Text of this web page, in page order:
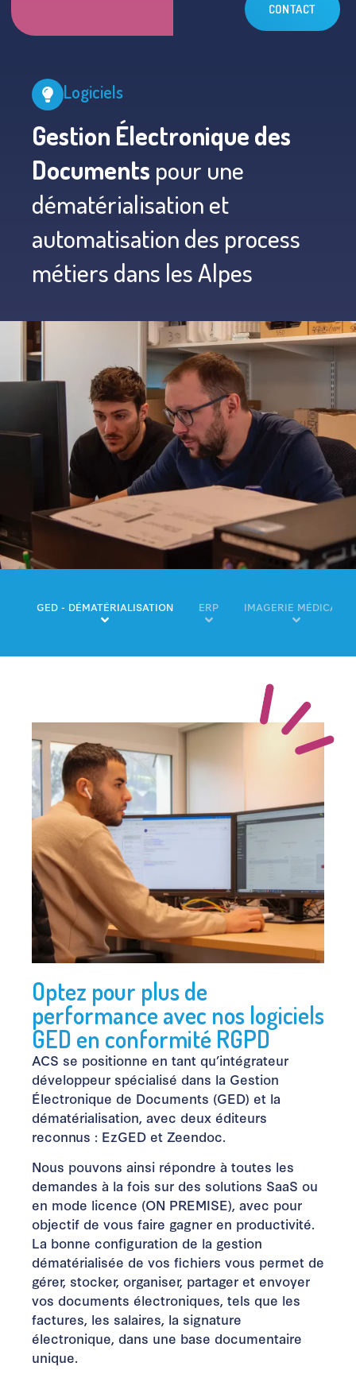
CONTACT
Logiciels
Gestion Électronique des
Documents pour une
dématérialisation et
automatisation des process
métiers dans les Alpes
GED - DÉMATÉRIALISATION ERP IMAGERIE MÉDICALE
Optez pour plus de
performance avec nos logiciels
GED en conformité RGPD
ACS se positionne en tant qu’intégrateur
développeur spécialisé dans la Gestion
Électronique de Documents (GED) et la
dématérialisation, avec deux éditeurs
reconnus : EzGED et Zeendoc.
Nous pouvons ainsi répondre à toutes les
demandes à la fois sur des solutions SaaS ou
en mode licence (ON PREMISE), avec pour
objectif de vous faire gagner en productivité.
La bonne configuration de la gestion
dématérialisée de vos fichiers vous permet de
gérer, stocker, organiser, partager et envoyer
vos documents électroniques, tels que les
factures, les salaires, la signature
électronique, dans une base documentaire
unique.